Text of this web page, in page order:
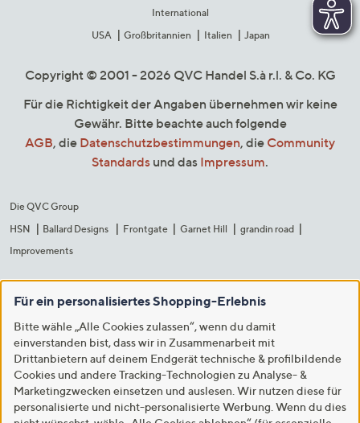
International
USA
Großbritannien Italien Japan
Copyright © 2001 - 2026 QVC Handel S.à r.l. & Co. KG
Für die Richtigkeit der Angaben übernehmen wir keine
Gewähr. Bitte beachte auch folgende
AGB, die Datenschutzbestimmungen, die Community
Standards und das Impressum.
Die QVC Group
HSN
Ballard Designs Frontgate Garnet Hill
grandin road
Improvements
Für ein personalisiertes Shopping-Erlebnis
Bitte wähle „Alle Cookies zulassen“, wenn du damit
einverstanden bist, dass wir in Zusammenarbeit mit
Drittanbietern auf deinem Endgerät technische & profilbildende
Cookies und andere Tracking-Technologien zu Analyse- &
Marketingzwecken einsetzen und auslesen. Wir nutzen diese für
personalisierte und nicht-personalisierte Werbung. Wenn du dies